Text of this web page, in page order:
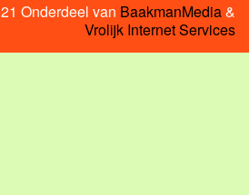
Onderdeel van BaakmanMedia&
Vrolijk Internet Services